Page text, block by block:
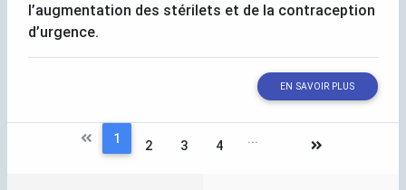
l’augmentation des stérilets et de la contraception
d’urgence.
EN SAVOIR PLUS
1 2 3 4 ...